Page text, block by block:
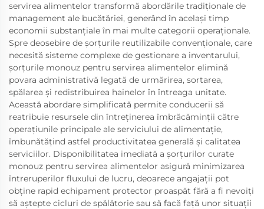
servirea alimentelor transformă abordările tradiționale de
management ale bucătăriei, generând în același timp
economii substanțiale în mai multe categorii operaționale.
Spre deosebire de șorțurile reutilizabile convenționale, care
necesită sisteme complexe de gestionare a inventarului,
șorțurile monouz pentru servirea alimentelor elimină
povara administrativă legată de urmărirea, sortarea,
spălarea și redistribuirea hainelor în întreaga unitate.
Această abordare simplificată permite conducerii să
reatribuie resursele din întreținerea îmbrăcăminții către
operațiunile principale ale serviciului de alimentație,
îmbunătățind astfel productivitatea generală și calitatea
serviciilor. Disponibilitatea imediată a șorțurilor curate
monouz pentru servirea alimentelor asigură minimizarea
întreruperilor fluxului de lucru, deoarece angajații pot
obține rapid echipament protector proaspăt fără a fi nevoiți
să aștepte cicluri de spălătorie sau să facă față unor situații